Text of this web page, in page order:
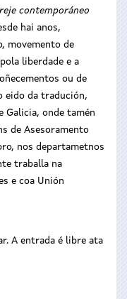
contemporáneo
hai anos,
movemento de
liberdade e a
ou de
eido da tradución,
Galicia, onde tamén
de Asesoramento
nos departametnos
traballa na
e coa Unión
A entrada é libre ata